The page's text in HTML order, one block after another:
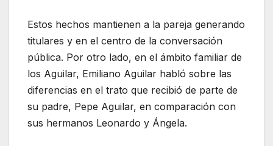
Estos hechos mantienen a la pareja generando
titulares y en el centro de la conversación
pública. Por otro lado, en el ámbito familiar de
los Aguilar, Emiliano Aguilar habló sobre las
diferencias en el trato que recibió de parte de
su padre, Pepe Aguilar, en comparación con
sus hermanos Leonardo y Ángela.